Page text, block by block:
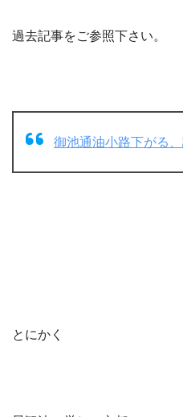
過去記事をご参照下さい。
御池通油小路下がる
とにかく